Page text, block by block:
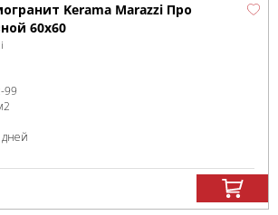
Kerama Marazzi Про
60х60
-99
2
дней